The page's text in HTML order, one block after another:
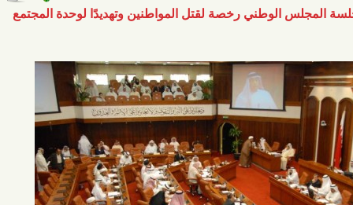
الوطني رخصة لقتل المواطنين وتهديدًا لوحدة المجتمع